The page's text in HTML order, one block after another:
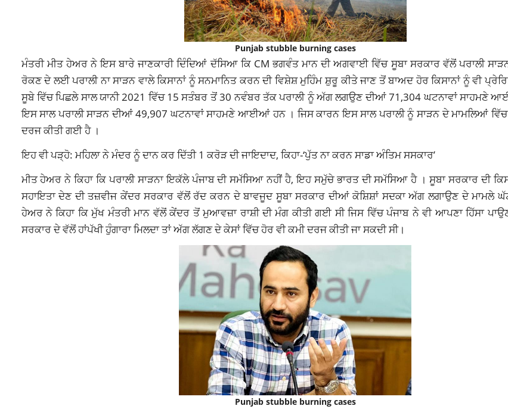
Punjab stubble burning cases
ਮੰਤਰੀ ਮੀਤ ਹੇਅਰ ਨੇ ਇਸ ਬਾਰੇ ਜਾਣਕਾਰੀ ਦਿੰਦਿਆਂ ਦੱਸਿਆ ਕਿ CM ਭਗਵੰਤ ਮਾਨ ਦੀ ਅਗਵਾਈ ਵਿੱਚ ਸੂਬਾ ਸਰਕਾਰ ਵੱਲੋਂ ਪਰਾਲੀ
ਰੋਕਣ ਦੇ ਲਈ ਪਰਾਲੀ ਨਾ ਸਾੜਨ ਵਾਲੇ ਕਿਸਾਨਾਂ ਨੂੰ ਸਨਮਾਨਿਤ ਕਰਨ ਦੀ ਵਿਸ਼ੇਸ਼ ਮੁਹਿੰਮ ਸ਼ੁਰੂ ਕੀਤੇ ਜਾਣ ਤੋਂ ਬਾਅਦ ਹੋਰ ਕਿਸਾਨਾਂ ਨੂੰ ਵੀ
ਸੂਬੇ ਵਿੱਚ ਪਿਛਲੇ ਸਾਲ ਯਾਨੀ 2021 ਵਿੱਚ 15 ਸਤੰਬਰ ਤੋਂ 30 ਨਵੰਬਰ ਤੱਕ ਪਰਾਲੀ ਨੂੰ ਅੱਗ ਲਗਉਣ ਦੀਆਂ 71,304 ਘਟਨਾਵਾਂ ਸਾਹਮਣੇ
ਇਸ ਸਾਲ ਪਰਾਲੀ ਸਾੜਨ ਦੀਆਂ 49,907 ਘਟਨਾਵਾਂ ਸਾਹਮਣੇ ਆਈਆਂ ਹਨ । ਜਿਸ ਕਾਰਨ ਇਸ ਸਾਲ ਪਰਾਲੀ ਨੂੰ ਸਾੜਨ ਦੇ ਮਾਮਲਿਆਂ ਵਿੱਚ
ਦਰਜ ਕੀਤੀ ਗਈ ਹੈ ।
ਇਹ ਵੀ ਪੜ੍ਹੋ: ਮਹਿਲਾ ਨੇ ਮੰਦਰ ਨੂੰ ਦਾਨ ਕਰ ਦਿੱਤੀ 1 ਕਰੋੜ ਦੀ ਜਾਇਦਾਦ, ਕਿਹਾ-‘ਪੁੱਤ ਨਾ ਕਰਨ ਸਾਡਾ ਅੰਤਿਮ ਸਸਕਾਰ’
ਮੀਤ ਹੇਅਰ ਨੇ ਕਿਹਾ ਕਿ ਪਰਾਲੀ ਸਾੜਨਾ ਇਕੱਲੇ ਪੰਜਾਬ ਦੀ ਸਮੱਸਿਆ ਨਹੀਂ ਹੈ, ਇਹ ਸਮੁੱਚੇ ਭਾਰਤ ਦੀ ਸਮੱਸਿਆ ਹੈ । ਸੂਬਾ ਸਰਕਾਰ ਦੀ
ਸਹਾਇਤਾ ਦੇਣ ਦੀ ਤਜ਼ਵੀਜ ਕੇਂਦਰ ਸਰਕਾਰ ਵੱਲੋਂ ਰੱਦ ਕਰਨ ਦੇ ਬਾਵਜੂਦ ਸੂਬਾ ਸਰਕਾਰ ਦੀਆਂ ਕੋਸ਼ਿਸ਼ਾਂ ਸਦਕਾ ਅੱਗ ਲਗਾਉਣ ਦੇ ਮਾਮਲੇ
ਹੇਅਰ ਨੇ ਕਿਹਾ ਕਿ ਮੁੱਖ ਮੰਤਰੀ ਮਾਨ ਵੱਲੋਂ ਕੇਂਦਰ ਤੋਂ ਮੁਆਵਜ਼ਾ ਰਾਸ਼ੀ ਦੀ ਮੰਗ ਕੀਤੀ ਗਈ ਸੀ ਜਿਸ ਵਿੱਚ ਪੰਜਾਬ ਨੇ ਵੀ ਆਪਣਾ ਹਿੱਸਾ
ਸਰਕਾਰ ਦੇ ਵੱਲੋਂ ਹਾਂਪੱਖੀ ਹੁੰਗਾਰਾ ਮਿਲਦਾ ਤਾਂ ਅੱਗ ਲੱਗਣ ਦੇ ਕੇਸਾਂ ਵਿੱਚ ਹੋਰ ਵੀ ਕਮੀ ਦਰਜ ਕੀਤੀ ਜਾ ਸਕਦੀ ਸੀ।
Punjab stubble burning cases